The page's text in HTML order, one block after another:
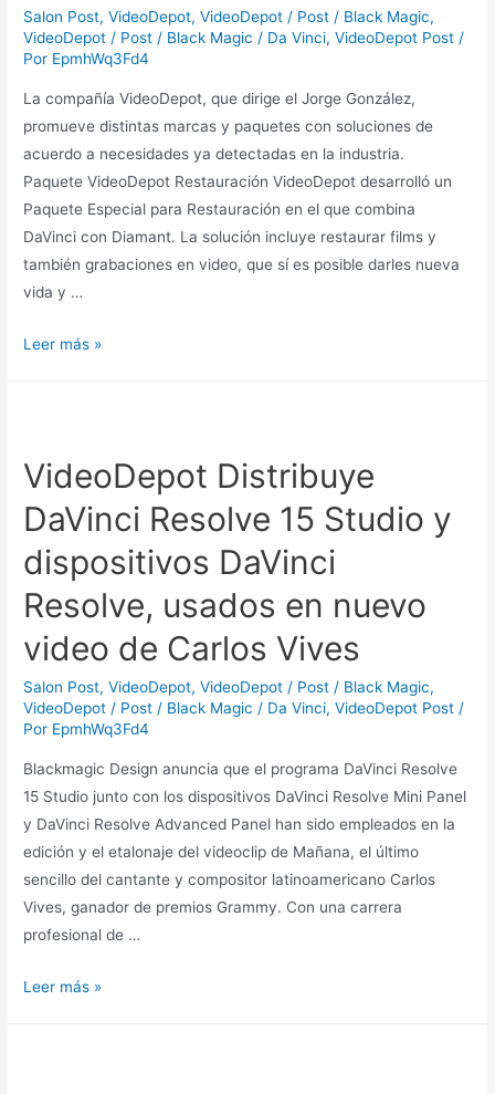
Salon Post,VideoDepot,VideoDepot / Post / Black Magic,
VideoDepot / Post / Black Magic / Da Vinci,VideoDepot Post /
Por EpmhWq3Fd4
La compañía VideoDepot, que dirige el Jorge González,
promueve distintas marcas y paquetes con soluciones de
acuerdo a necesidades ya detectadas en la industria.
Paquete VideoDepot Restauración VideoDepot desarrolló un
Paquete Especial para Restauración en el que combina
DaVinci con Diamant. La solución incluye restaurar films y
también grabaciones en video, que sí es posible darles nueva
vida y …
Leer más »
VideoDepot Distribuye
DaVinci Resolve 15 Studio y
dispositivos DaVinci
Resolve, usados en nuevo
video de Carlos Vives
Salon Post,VideoDepot,VideoDepot / Post / Black Magic,
VideoDepot / Post / Black Magic / Da Vinci,VideoDepot Post /
Por EpmhWq3Fd4
Blackmagic Design anuncia que el programa DaVinci Resolve
15 Studio junto con los dispositivos DaVinci Resolve Mini Panel
y DaVinci Resolve Advanced Panel han sido empleados en la
edición y el etalonaje del videoclip de Mañana, el último
sencillo del cantante y compositor latinoamericano Carlos
Vives, ganador de premios Grammy. Con una carrera
profesional de …
Leer más »